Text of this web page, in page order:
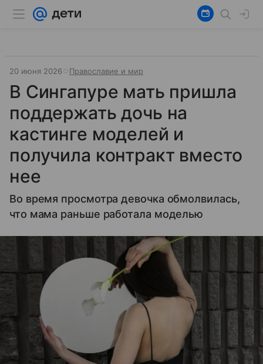
20 июня 2026 Православие и мир
В Сингапуре мать пришла
поддержать дочь на
кастинге моделей и
получила контракт вместо
нее
Во время просмотра девочка обмолвилась,
что мама раньше работала моделью